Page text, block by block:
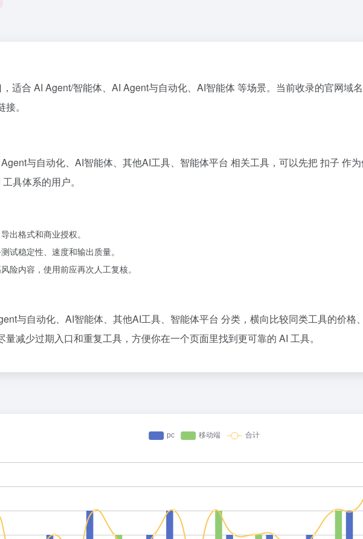
适合 AI Agent/智能体、AI Agent与自动化、AI智能体 等场景。当前收录的官网域
。
与自动化、AI智能体、其他AI工具、智能体平台 相关工具，可以先把 扣子 作
具体系的用户。
出格式和商业授权。
试稳定性、速度和输出质量。
险内容，使用前应再次人工复核。
与自动化、AI智能体、其他AI工具、智能体平台 分类，横向比较同类工具的价
减少过期入口和重复工具，方便你在一个页面里找到更可靠的 AI 工具。